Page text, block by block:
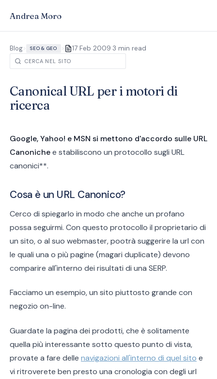
Andrea Moro
Blog> SEO & GEO > 17 Feb 2009·3 min read
Canonical URL per i motori di
ricerca
Google, Yahoo! e MSN si mettono d'accordo sulle URL
Canonichee stabiliscono un protocollo sugli URL
canonici**.
Cosa è un URL Canonico?
Cerco di spiegarlo in modo che anche un profano
possa seguirmi. Con questo protocollo il proprietario di
un sito, o al suo webmaster, pootrà suggerire la url con
le quali una o più pagine (magari duplicate) devono
comparire all'interno dei risultati di una SERP.
Facciamo un esempio, un sito piuttosto grande con
negozio on-line.
Guardate la pagina dei prodotti, che è solitamente
quella più interessante sotto questo punto di vista,
provate a fare delle navigazioni all'interno di quel sito e
vi ritroverete ben presto una cronologia con degli url